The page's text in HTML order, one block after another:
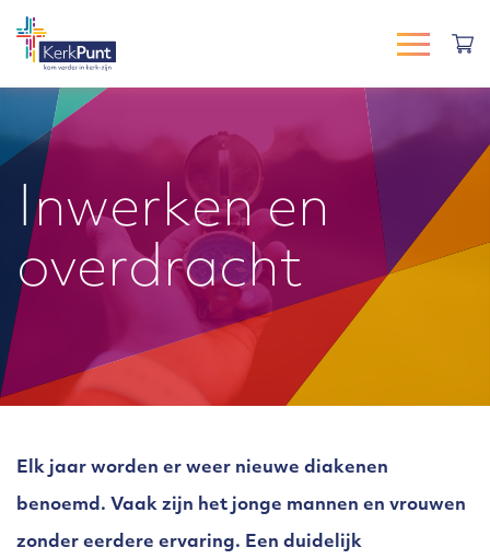
Inwerken en
overdracht
Elk jaar worden er weer nieuwe diakenen
benoemd. Vaak zijn het jonge mannen en vrouwen
zonder eerdere ervaring. Een duidelijk